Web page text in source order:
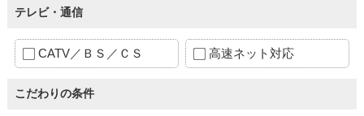
テレビ・通信
CATV／ＢＳ／ＣＳ 高速ネット対応
こだわりの条件